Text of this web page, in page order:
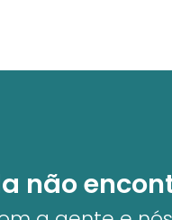
não